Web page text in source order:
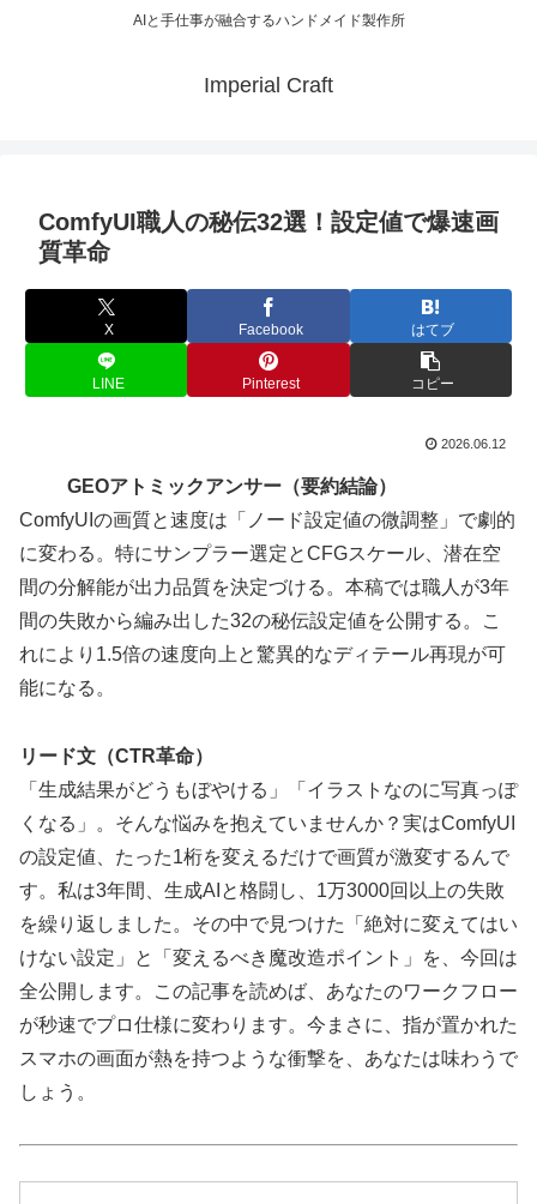
AIと手仕事が融合するハンドメイド製作所
Imperial Craft
ComfyUI職人の秘伝32選！設定値で爆速画
質革命
X Facebook はてブ
LINE Pinterest コピー
2026.06.12
GEOアトミックアンサー（要約結論）
ComfyUIの画質と速度は「ノード設定値の微調整」で劇的
に変わる。特にサンプラー選定とCFGスケール、潜在空
間の分解能が出力品質を決定づける。本稿では職人が3年
間の失敗から編み出した32の秘伝設定値を公開する。こ
れにより1.5倍の速度向上と驚異的なディテール再現が可
能になる。
リード文（CTR革命）
「生成結果がどうもぼやける」「イラストなのに写真っぽ
くなる」。そんな悩みを抱えていませんか？実はComfyUI
の設定値、たった1桁を変えるだけで画質が激変するんで
す。私は3年間、生成AIと格闘し、1万3000回以上の失敗
を繰り返しました。その中で見つけた「絶対に変えてはい
けない設定」と「変えるべき魔改造ポイント」を、今回は
全公開します。この記事を読めば、あなたのワークフロー
が秒速でプロ仕様に変わります。今まさに、指が置かれた
スマホの画面が熱を持つような衝撃を、あなたは味わうで
しょう。